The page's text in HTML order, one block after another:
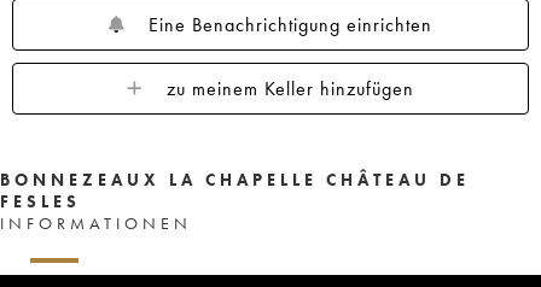
Eine Benachrichtigung einrichten
zu meinem Keller hinzufügen
BONNEZEAUX LA CHAPELLE CHÂTEAU DE
FESLES
INFORMATIONEN